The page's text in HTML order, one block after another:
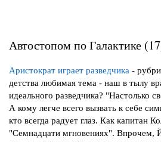
Автостопом по Галактике
Аристократ играет разведчика -
детства любимая тема - наш в тылу
идеального разведчика? "Настолько
А кому легче всего вызвать к себе
кто всегда радует глаз. Как капитан
"Семнадцати мгновениях".